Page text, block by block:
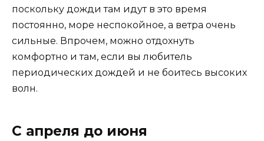
поскольку дожди там идут в это время
постоянно, море неспокойное, а ветра очень
сильные. Впрочем, можно отдохнуть
комфортно и там, если вы любитель
периодических дождей и не боитесь высоких
волн.
С апреля до июня